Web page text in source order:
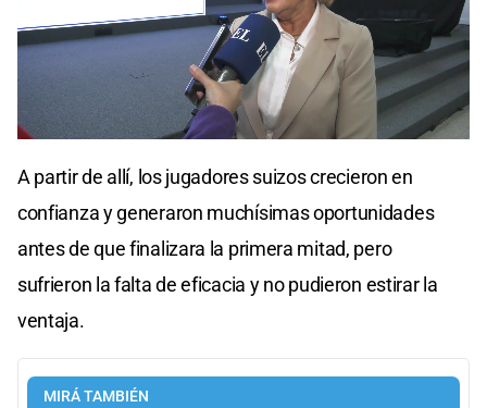
A partir de allí, los jugadores suizos crecieron en
confianza y generaron muchísimas oportunidades
antes de que finalizara la primera mitad, pero
sufrieron la falta de eficacia y no pudieron estirar la
ventaja.
MIRÁ TAMBIÉN